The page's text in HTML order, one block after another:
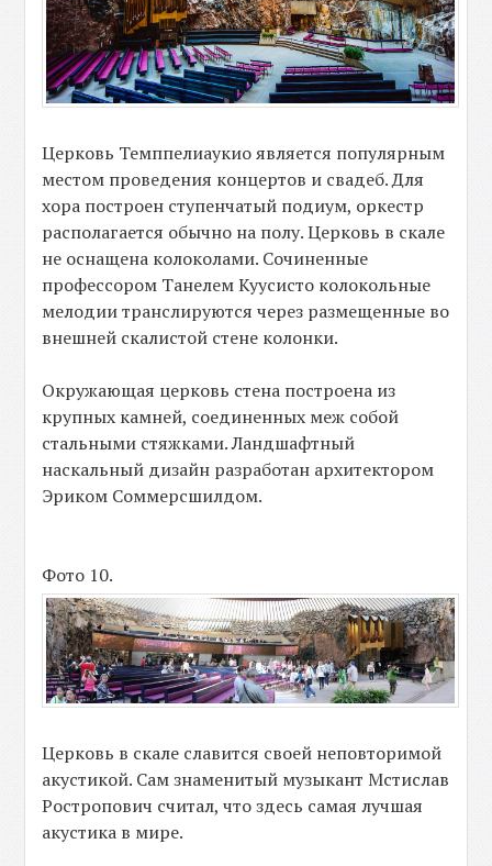
Церковь Темппелиаукио является популярным
местом проведения концертов и свадеб. Для
хора построен ступенчатый подиум, оркестр
располагается обычно на полу. Церковь в скале
не оснащена колоколами. Сочиненные
профессором Танелем Куусисто колокольные
мелодии транслируются через размещенные во
внешней скалистой стене колонки.
Окружающая церковь стена построена из
крупных камней, соединенных меж собой
стальными стяжками. Ландшафтный
наскальный дизайн разработан архитектором
Эриком Соммерсшилдом.
Фото 10.
Церковь в скале славится своей неповторимой
акустикой. Сам знаменитый музыкант Мстислав
Ростропович считал, что здесь самая лучшая
акустика в мире.